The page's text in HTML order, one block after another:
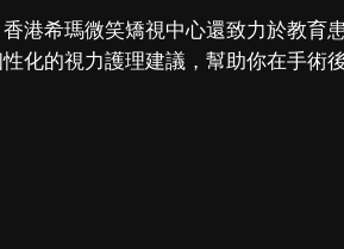
港希瑪微笑矯視中心還致力於教育
化的視力護理建議，幫助你在手術